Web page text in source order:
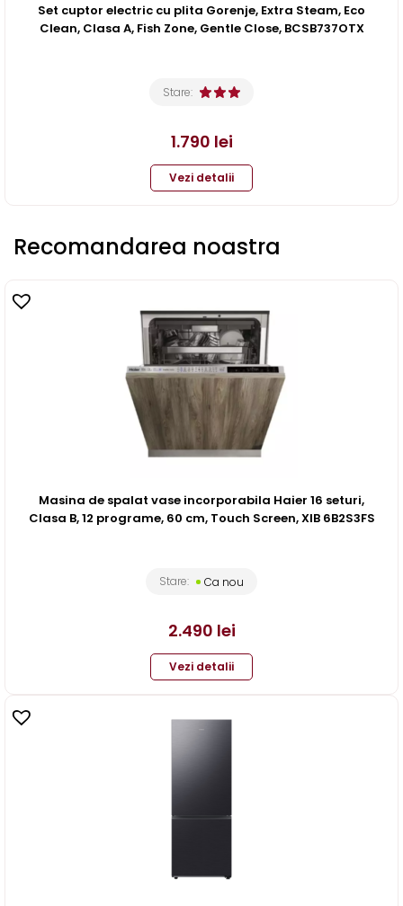
Set cuptor electric cu plita Gorenje, Extra Steam, Eco
Clean, Clasa A, Fish Zone, Gentle Close, BCSB737OTX
Stare:
1.790 lei
Vezi detalii
Recomandarea noastra
Masina de spalat vase incorporabila Haier 16 seturi,
Clasa B, 12 programe, 60 cm, Touch Screen, XIB 6B2S3FS
Stare: Ca nou
2.490 lei
Vezi detalii